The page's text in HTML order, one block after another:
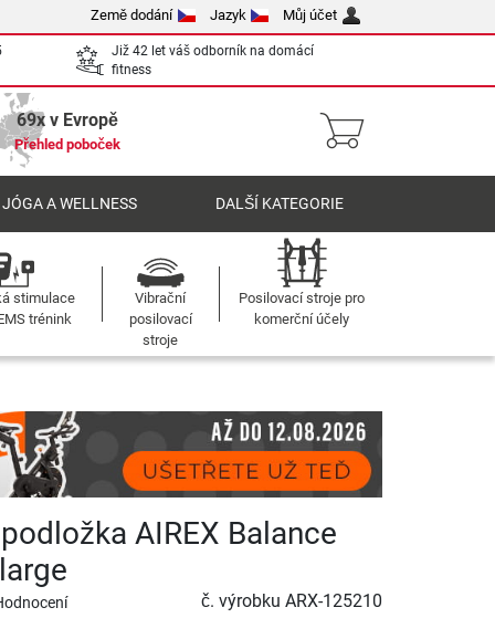
Země dodání Jazyk Můj účet
Již 42 let váš odborník na domácí
fitness
69x v Evropě
Přehled poboček
A WELLNESS DALŠÍ KATEGORIE
stimulace
trénink
Vibrační
posilovací
stroje
Posilovací stroje pro
komerční účely
AIREX Balance
č. výrobku ARX-125210